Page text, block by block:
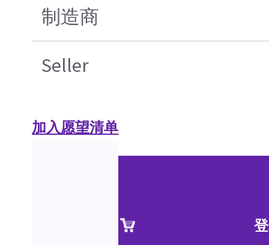
制造商
Seller
加入愿望清单